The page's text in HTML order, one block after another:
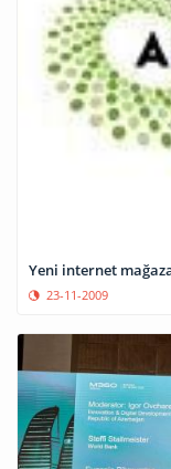
Yeni internet
23-11-2009